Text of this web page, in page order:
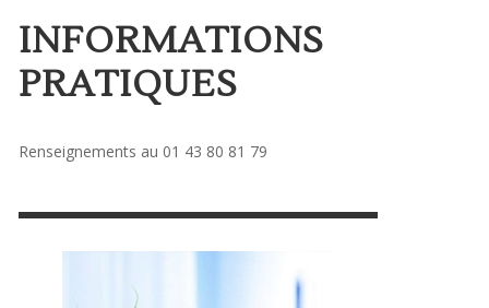
INFORMATIONS
PRATIQUES
Renseignements au 01 43 80 81 79